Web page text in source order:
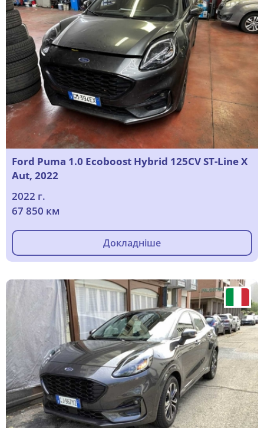
Ford Puma 1.0 Ecoboost Hybrid 125CV ST-Line X
Aut, 2022
2022 г.
67 850 км
Докладніше